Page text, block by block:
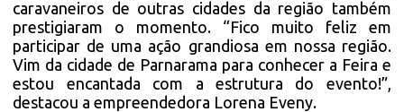
caravaneiros de outras cidades da região também
prestigiaram o momento. “Fico muito feliz em
participar de uma ação grandiosa em nossa região.
Vim da cidade de Parnarama para conhecer a Feira e
estou encantada com a estrutura do evento!”,
destacou a empreendedora Lorena Eveny.